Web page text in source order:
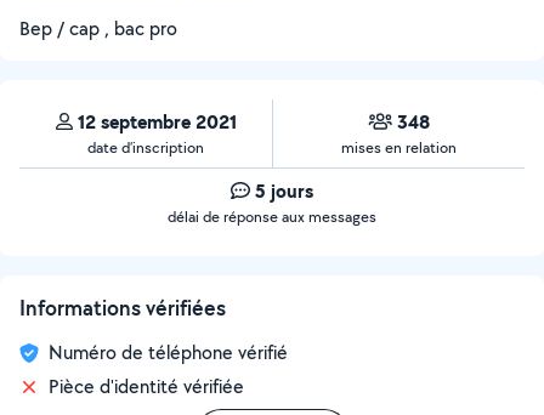
Bep / cap , bac pro
12 septembre 2021
date d’inscription
348
mises en relation
5 jours
délai de réponse aux messages
Informations vérifiées
Numéro de téléphone vérifié
Pièce d'identité vérifiée